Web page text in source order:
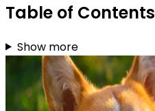
Table of Contents
Show more